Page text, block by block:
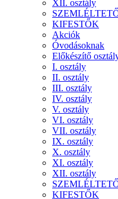
XII. osztály
KIFESTŐK
Akciók
Óvodásoknak
Előkészítő
I. osztály
II. osztály
III. osztály
IV. osztály
V. osztály
VI. osztály
VII. osztály
IX. osztály
X. osztály
XI. osztály
XII. osztály
KIFESTŐK